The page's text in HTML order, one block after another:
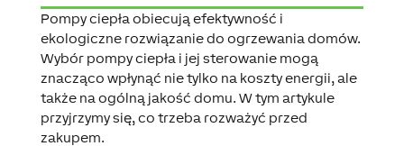
Pompy ciepła obiecują efektywność i
ekologiczne rozwiązanie do ogrzewania domów.
Wybór pompy ciepła i jej sterowanie mogą
znacząco wpłynąć nie tylko na koszty energii, ale
także na ogólną jakość domu. W tym artykule
przyjrzymy się, co trzeba rozważyć przed
zakupem.